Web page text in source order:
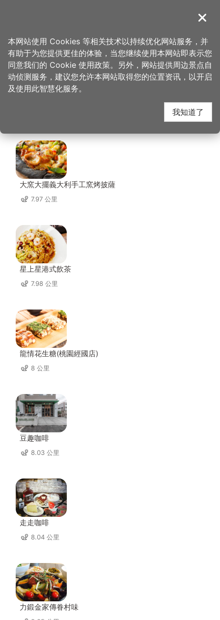
導覽
首页 > 想去的地方 > 住宿 > 福容大饭店 桃园机场捷运 A8
福容大饭店 桃园机场捷
运 A8 周边店家
大窯大擺義大利手工窯烤披薩
7.97 公里
星上星港式飲茶
7.98 公里
龍情花生糖(桃園經國店)
8 公里
豆趣咖啡
8.03 公里
走走咖啡
8.04 公里
力鍛金家傳眷村味
关闭
本网站使用 Cookies 等相关技术以持续优化网站服务，并
有助于为您提供更佳的体验，当您继续使用本网站即表示您
同意我们的 Cookie 使用政策。另外，网站提供周边景点自
动侦测服务，建议您允许本网站取得您的位置资讯，以开启
及使用此智慧化服务。
我知道了